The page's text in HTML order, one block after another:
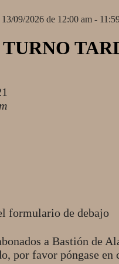
09/2026 de 12:00 am -
TURNO
formulario de debajo
a Bastión de
por favor póngase en